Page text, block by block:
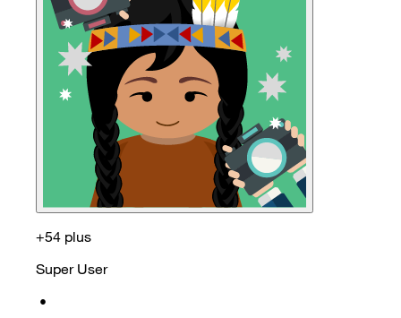
+54 plus
Super User
•